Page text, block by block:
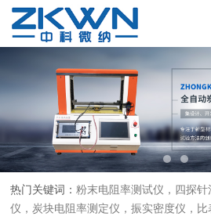
热门关键词：粉末电阻率测试仪，四探
仪，炭块电阻率测定仪，振实密度仪，比